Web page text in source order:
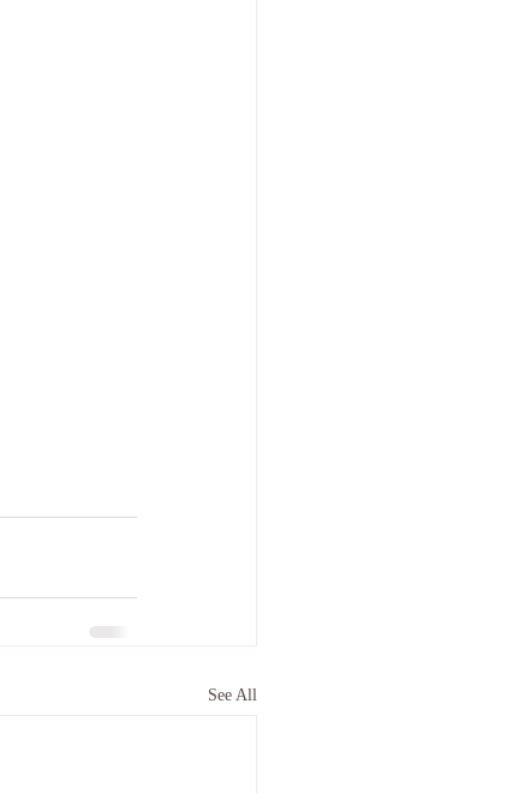
See All